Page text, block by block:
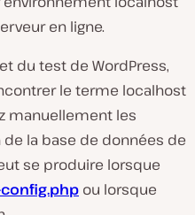
en ligne.
du test de WordPress,
le terme localhost
manuellement les
la base de données de
se produire lorsque
ou lorsque